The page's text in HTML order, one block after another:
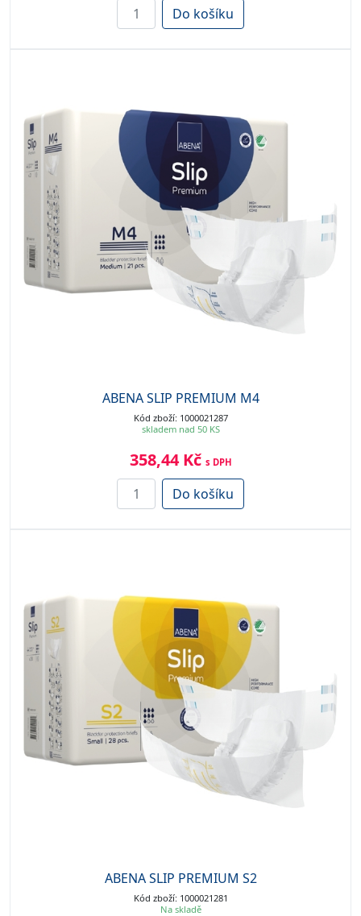
Do košíku
ABENA SLIP PREMIUM M4
Kód zboží: 1000021287
skladem nad 50 KS
358,44 Kč s DPH
Do košíku
ABENA SLIP PREMIUM S2
Kód zboží: 1000021281
Na skladě